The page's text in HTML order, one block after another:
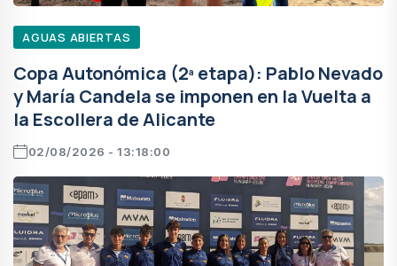
AGUAS ABIERTAS
Copa Autonómica (2ª etapa): Pablo Nevado
y María Candela se imponen en la Vuelta a
la Escollera de Alicante
02/08/2026 - 13:18:00